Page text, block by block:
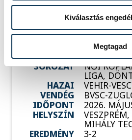
Kiválasztás
Megtagad
SOROZAT NŐI
LIGA,
HAZAI
VEHIR-VESC
VENDÉG
BVSC-
IDŐPONT
2026.
HELYSZÍN
MIHÁLY
EREDMÉNY
3-2